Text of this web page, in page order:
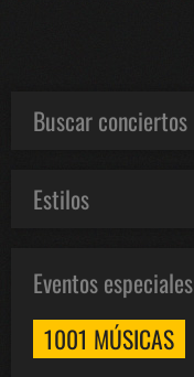
Buscar conciertos
Estilos
Eventos especiales
1001 MÚSICAS